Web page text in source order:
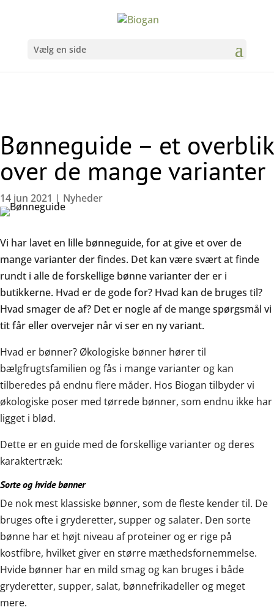
Vælg en side
Bønneguide – et overblik
over de mange varianter
14 jun 2021 | Nyheder
Vi har lavet en lille bønneguide, for at give et over de
mange varianter der findes. Det kan være svært at finde
rundt i alle de forskellige bønne varianter der er i
butikkerne. Hvad er de gode for? Hvad kan de bruges til?
Hvad smager de af? Det er nogle af de mange spørgsmål vi
tit får eller overvejer når vi ser en ny variant.
Hvad er bønner? Økologiske bønner hører til
bælgfrugtsfamilien og fås i mange varianter og kan
tilberedes på endnu flere måder. Hos Biogan tilbyder vi
økologiske poser med tørrede bønner, som endnu ikke har
ligget i blød.
Dette er en guide med de forskellige varianter og deres
karaktertræk:
Sorte og hvide bønner
De nok mest klassiske bønner, som de fleste kender til. De
bruges ofte i gryderetter, supper og salater. Den sorte
bønne har et højt niveau af proteiner og er rige på
kostfibre, hvilket giver en større mæthedsfornemmelse.
Hvide bønner har en mild smag og kan bruges i både
gryderetter, supper, salat, bønnefrikadeller og meget
mere.